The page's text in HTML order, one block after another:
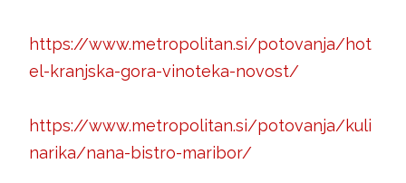
https://www.metropolitan.si/potovanja/hot
el-kranjska-gora-vinoteka-novost/
https://www.metropolitan.si/potovanja/kuli
narika/nana-bistro-maribor/